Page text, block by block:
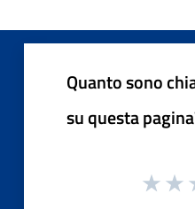
Quanto sono
su questa